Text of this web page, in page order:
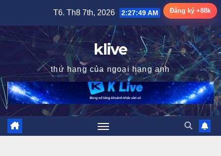
content
T6. Th8 7th, 2026 2:27:50 AM
klive
thứ hạng của ngoại hạng anh
Đăng ký +88k